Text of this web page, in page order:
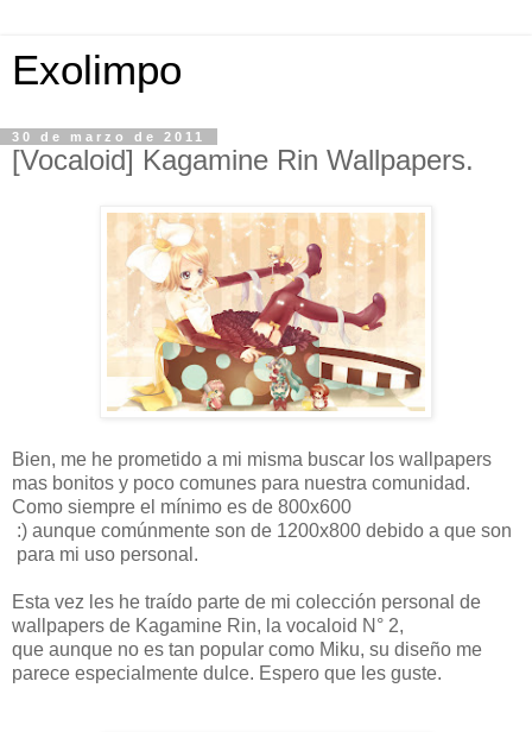
Exolimpo
30 de marzo de 2011
[Vocaloid] Kagamine Rin Wallpapers.
Bien, me he prometido a mi misma buscar los wallpapers
mas bonitos y poco comunes para nuestra comunidad.
Como siempre el mínimo es de 800x600
:) aunque comúnmente son de 1200x800 debido a que son
para mi uso personal.
Esta vez les he traído parte de mi colección personal de
wallpapers de Kagamine Rin, la vocaloid N° 2,
que aunque no es tan popular como Miku, su diseño me
parece especialmente dulce. Espero que les guste.